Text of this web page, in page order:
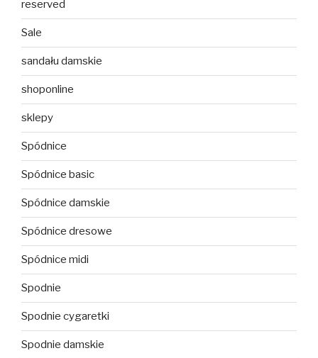
reserved
Sale
sandału damskie
shoponline
sklepy
Spódnice
Spódnice basic
Spódnice damskie
Spódnice dresowe
Spódnice midi
Spodnie
Spodnie cygaretki
Spodnie damskie